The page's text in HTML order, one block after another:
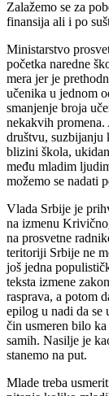
Zalažemo se za
finansija ali i po
Ministarstvo
početka naredne
mera jer je
učenika u jednom
smanjenje broja
nekakvih
društvu, suzbijanju
blizini škola,
među mladim
možemo se nadati
Vlada Srbije je
na izmenu
na prosvetne
teritoriji Srbije ne
još jedna
teksta izmene
rasprava, a potom
epilog u nadi da se
čin usmeren bilo
samih. Nasilje je
stanemo na put.
Mlade treba